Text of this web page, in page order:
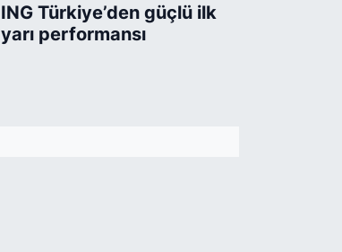
ING Türkiye’den güçlü ilk
yarı performansı